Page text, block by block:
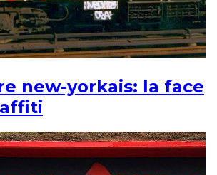
new-yorkais: la face